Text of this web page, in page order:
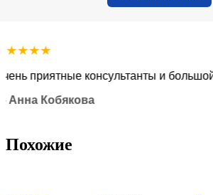
приятные консультанты и большой
Кобякова
Похожие